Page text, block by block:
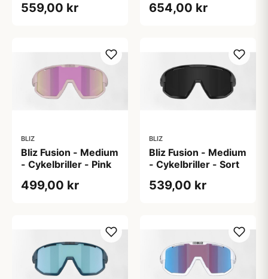
559,00 kr 654,00 kr
BLIZ
Bliz Fusion - Medium
- Cykelbriller - Pink
499,00 kr
BLIZ
Bliz Fusion - Medium
- Cykelbriller - Sort
539,00 kr